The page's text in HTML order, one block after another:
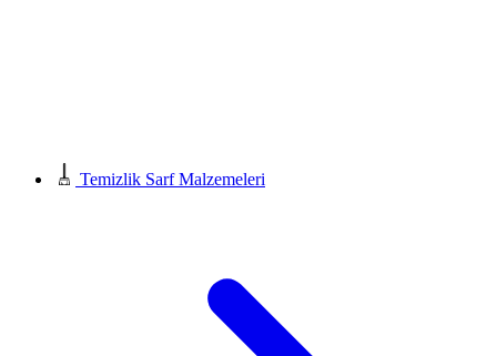
Temizlik Sarf Malzemeleri